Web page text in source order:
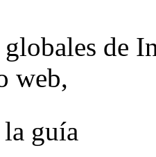
de
web,
guía